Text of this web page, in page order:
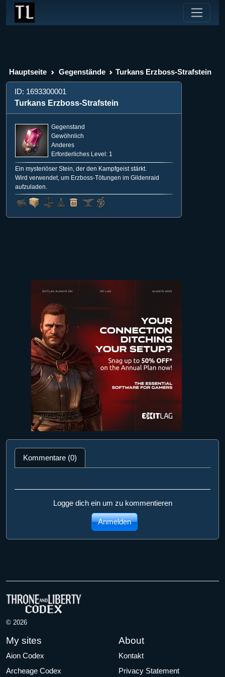
Hauptseite Gegenstände Turkans Erzboss-Strafstein
ID: 1693300001
Turkans Erzboss-Strafstein
Gegenstand
Gewöhnlich
Anderes
Erforderliches Level: 1
Ein mysteriöser Stein, der den Kampfgeist stärkt.
Wird verwendet, um Erzboss-Tötungen im Gildenraid
aufzuladen.
Kommentare (0)
Logge dich ein um zu kommentieren
Anmelden
© 2026
My sites
Aion Codex
Archeage Codex
About
Kontakt
Privacy Statement